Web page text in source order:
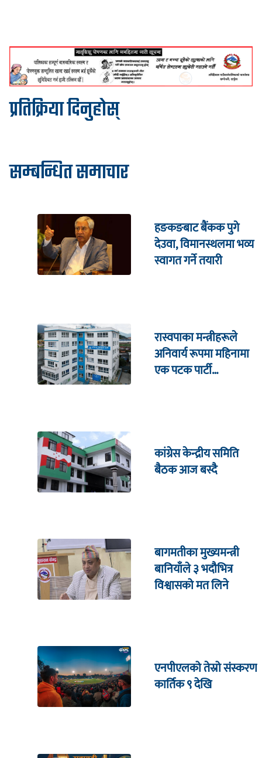
प्रतिक्रिया दिनुहोस्
सम्बन्धित समाचार
हङकङबाट बैंकक पुगे
देउवा, विमानस्थलमा भव्य
स्वागत गर्ने तयारी
रास्वपाका मन्त्रीहरूले
अनिवार्य रूपमा महिनामा
एक पटक पार्टी
कांग्रेस केन्द्रीय समिति
बैठक आज बस्दै
बागमतीका मुख्यमन्त्री
बानियाँले ३ भदौभित्र
विश्वासको मत लिने
एनपीएलको तेस्रो संस्करण
कार्तिक ९ देखि